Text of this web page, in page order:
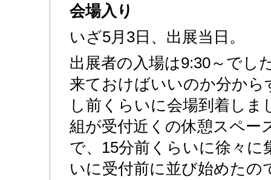
会場入り
いざ5月3日、出展当日。
出展者の入場は9:30～でし
来ておけばいいのか分から
し前くらいに会場到着しま
組が受付近くの休憩スペー
で、15分前くらいに徐々に
いに受付前に並び始めたの